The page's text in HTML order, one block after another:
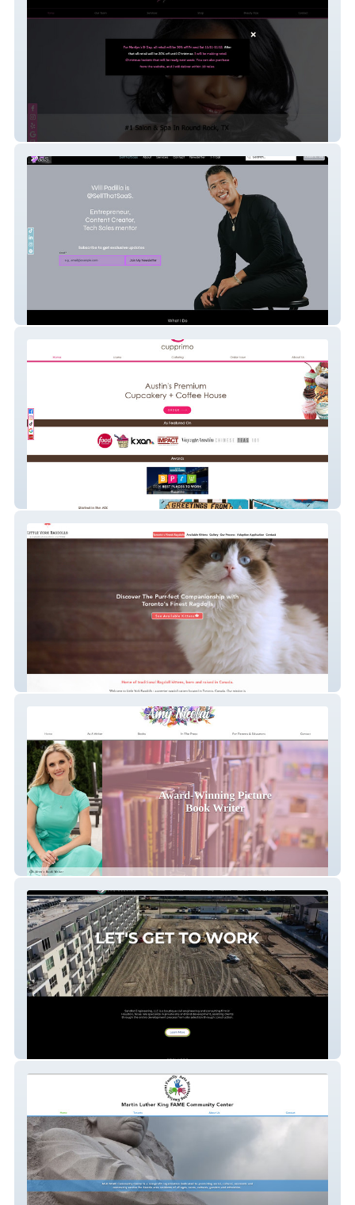
Salon
Sell That Saas
Little York Ragdolls
Amy Nicolai